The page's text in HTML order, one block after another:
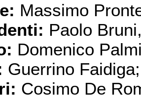
Massimo
Paolo
Domenico
Guerrino Faidiga;
Cosimo De